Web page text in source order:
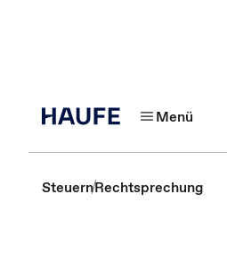
Menü
SteuernRechtsprechung